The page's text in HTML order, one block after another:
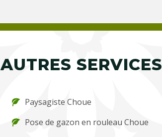
AUTRES SERVICES
Paysagiste Choue
Pose de gazon en rouleau Choue